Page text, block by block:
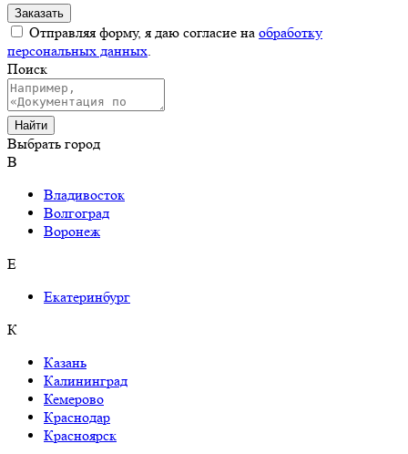
Отправляя форму, я даю согласие на обработку
персональных данных.
Поиск
Выбрать город
В
Владивосток
Волгоград
Воронеж
Е
Екатеринбург
К
Казань
Калининград
Кемерово
Краснодар
Красноярск